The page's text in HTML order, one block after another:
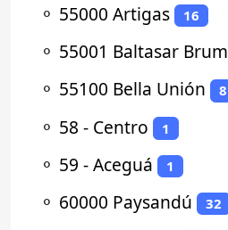
⚬ 55000 Artigas 16
⚬ 55001 Baltasar Brum
⚬ 55100 Bella Unión 8
⚬ 58 - Centro 1
⚬ 59 - Aceguá 1
⚬ 60000 Paysandú 32